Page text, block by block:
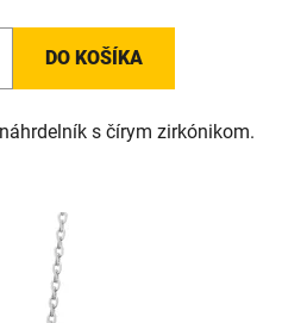
DO KOŠÍKA
s čírym zirkónikom.